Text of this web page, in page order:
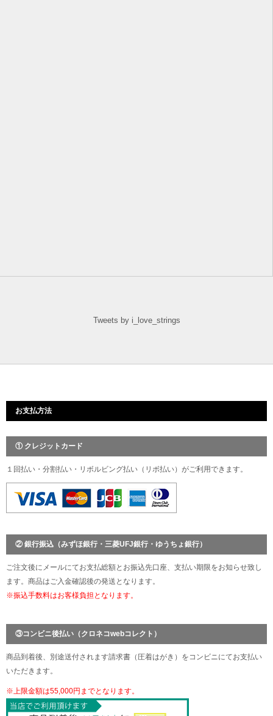
Tweets by i_love_strings
お支払方法
① クレジットカード
１回払い・分割払い・リボルビング払い（リボ払い）がご利用できます。
② 銀行振込（みずほ銀行・三菱UFJ銀行・ゆうちょ銀行）
ご注文後にメールにてお支払総額とお振込先口座、支払い期限をお知らせ致し
ます。商品はご入金確認後の発送となります。
※振込手数料はお客様負担となります。
③コンビニ後払い（クロネコwebコレクト）
商品到着後、別途送付されます請求書（圧着はがき）をコンビニにてお支払い
いただきます。
※上限金額は55,000円までとなります。